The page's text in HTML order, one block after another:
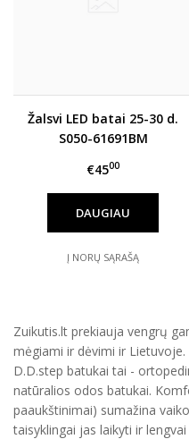
Žalsvi LED batai 25-30 d.
S050-61691BM
€4500
DAUGIAU
Į NORŲ SĄRAŠĄ
Zuikutis.lt prekiauja vengrų
mėgiami ir dėvimi ir Lietuvoje.
D.D.step batukai tai -
natūralios odos batukai.
paaukštinimai) sumažina
taisyklingai jas laikyti ir